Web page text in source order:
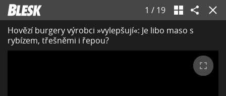
1 / 19
Hovězí burgery výrobci »vylepšují«: Je libo maso s
rybízem, třešněmi i řepou?